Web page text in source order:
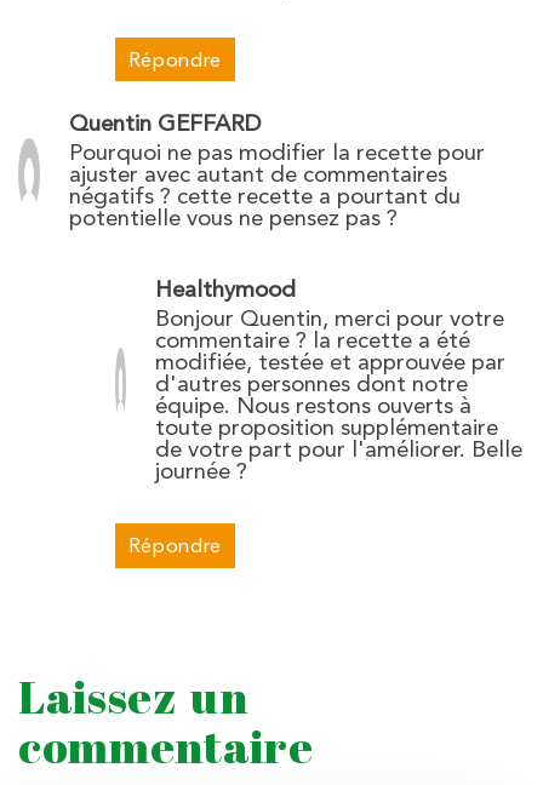
Répondre
Quentin GEFFARD
Pourquoi ne pas modifier la recette pour
ajuster avec autant de commentaires
négatifs ? cette recette a pourtant du
potentielle vous ne pensez pas ?
Healthymood
Bonjour Quentin, merci pour votre
commentaire ? la recette a été
modifiée, testée et approuvée par
d'autres personnes dont notre
équipe. Nous restons ouverts à
toute proposition supplémentaire
de votre part pour l'améliorer. Belle
journée ?
Répondre
Laissez un
commentaire